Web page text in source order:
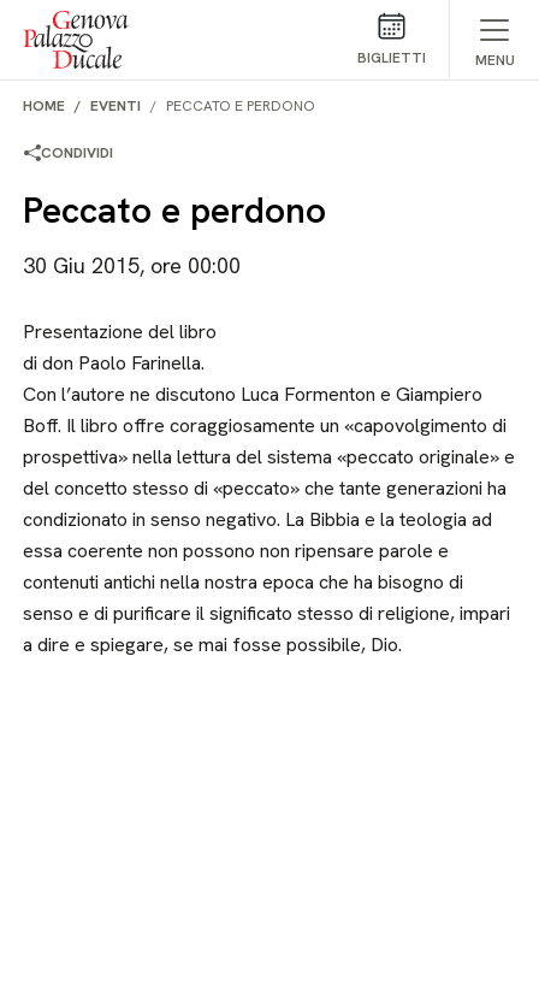
Salta al contenuto
BIGLIETTI MENU
HOME EVENTI PECCATO E PERDONO
CONDIVIDI
Peccato e perdono
30 Giu 2015, ore 00:00
Presentazione del libro
di don Paolo Farinella.
Con l’autore ne discutono Luca Formenton e Giampiero
Boff. Il libro offre coraggiosamente un «capovolgimento di
prospettiva» nella lettura del sistema «peccato originale» e
del concetto stesso di «peccato» che tante generazioni ha
condizionato in senso negativo. La Bibbia e la teologia ad
essa coerente non possono non ripensare parole e
contenuti antichi nella nostra epoca che ha bisogno di
senso e di purificare il significato stesso di religione, impari
a dire e spiegare, se mai fosse possibile, Dio.